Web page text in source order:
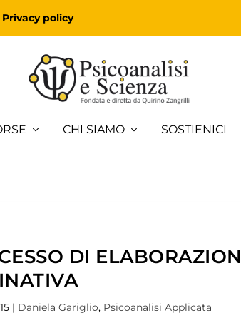
Privacy policy
CHI SIAMO SOSTIENICI
DI
| Daniela Gariglio, Psicoanalisi Applicata